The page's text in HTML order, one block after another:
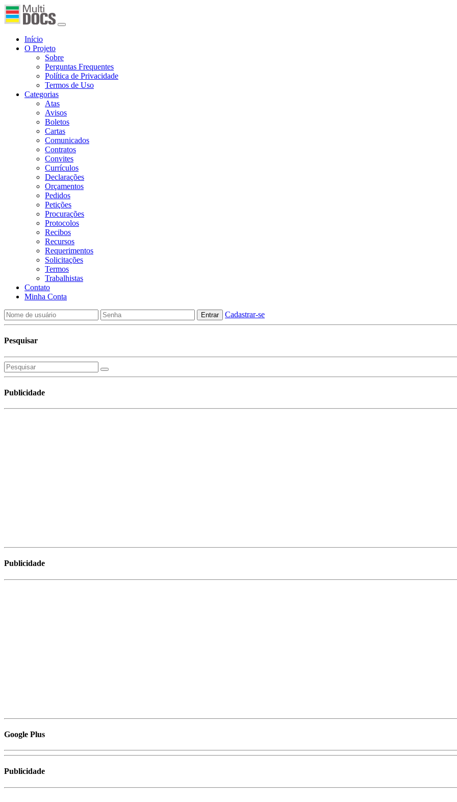
Início
O Projeto
Sobre
Perguntas Frequentes
Política de Privacidade
Termos de Uso
Categorias
Atas
Avisos
Boletos
Cartas
Comunicados
Contratos
Convites
Currículos
Declarações
Orçamentos
Pedidos
Petições
Procurações
Protocolos
Recibos
Recursos
Requerimentos
Solicitações
Termos
Trabalhistas
Contato
Minha Conta
Cadastrar-se
Pesquisar
Publicidade
Publicidade
Google Plus
Publicidade